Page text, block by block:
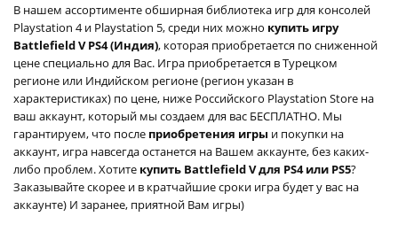
В нашем ассортименте обширная библиотека игр для консолей
Playstation 4 и Playstation 5, среди них можно купить игру
Battlefield V PS4 (Индия), которая приобретается по сниженной
цене специально для Вас. Игра приобретается в Турецком
регионе или Индийском регионе (регион указан в
характеристиках) по цене, ниже Российского Playstation Store на
ваш аккаунт, который мы создаем для вас БЕСПЛАТНО. Мы
гарантируем, что после приобретения игры и покупки на
аккаунт, игра навсегда останется на Вашем аккаунте, без каких-
либо проблем. Хотите купить Battlefield V для PS4 или PS5?
Заказывайте скорее и в кратчайшие сроки игра будет у вас на
аккаунте) И заранее, приятной Вам игры)